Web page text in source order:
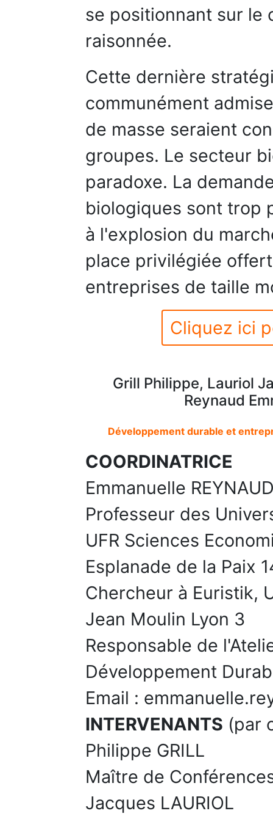
se positionnant sur le
raisonnée.
Cette dernière
communément
de masse seraient
groupes. Le secteur
paradoxe. La
biologiques sont trop
à l'explosion du
place privilégiée
entreprises de taille
Cliquez ici
Grill Philippe, Lauriol
Reynaud
Développement durable et
COORDINATRICE
Emmanuelle
Professeur des
UFR Sciences
Esplanade de la Paix
Chercheur à Euristik,
Jean Moulin Lyon 3
Responsable de
Développement
Email :
INTERVENANTS (par
Philippe GRILL
Maître de
Jacques LAURIOL